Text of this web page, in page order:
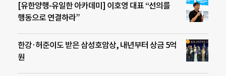
[유한양행-유일한 아카데미] 이호영 대표 “선의를
행동으로 연결하라”
한강·허준이도 받은 삼성호암상, 내년부터 상금 5억
원